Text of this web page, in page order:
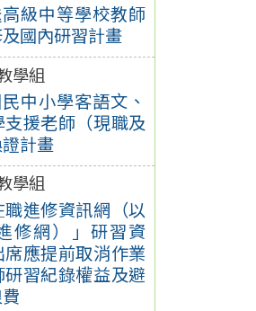
級中等學校教師
國內研習計畫
學組
中小學客語文、
援老師（現職及
計畫
學組
職進修資訊網（以
修網）」研習資
應提前取消作業
研習紀錄權益及避